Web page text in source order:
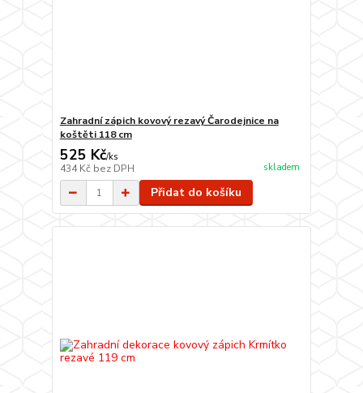
Zahradní zápich kovový rezavý Čarodejnice na
koštěti 118 cm
525 Kč/ks
434 Kč bez DPH skladem
Přidat do košíku